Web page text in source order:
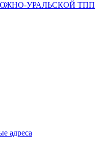
УРАЛЬСКОЙ ТПП
адреса